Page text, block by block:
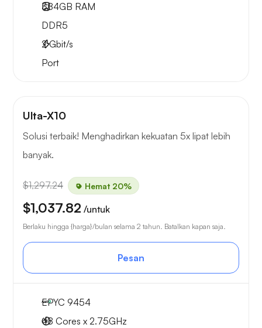
384GB RAM
DDR5
2Gbit/s
Port
Ulta-X10
Solusi terbaik! Menghadirkan kekuatan 5x lipat lebih
banyak.
$1,297.24 Hemat 20%
$1,037.82 /untuk
Berlaku hingga {harga}/bulan selama 2 tahun. Batalkan kapan saja.
Pesan
EPYC 9454
48 Cores x 2.75GHz